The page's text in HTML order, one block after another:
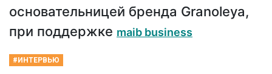
основательницей бренда Granoleya,
при поддержке maib business
#ИНТЕРВЬЮ